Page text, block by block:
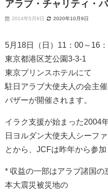
アラブ・チャリティ・
2014年5月8日 2020年10月9日
5月18日（日）11：00～16
東京都港区芝公園3-3-1
東京プリンスホテルにて
駐日アラブ大使夫人の会主
バザーが開催されます。
イラク支援が始まった2004
日ヨルダン大使夫人シーフ
とから、JCFは昨年から参加
* 収益の一部はアラブ諸国の
本大震災被災地の